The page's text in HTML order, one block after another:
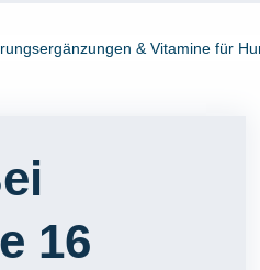
& Vitamine für
16